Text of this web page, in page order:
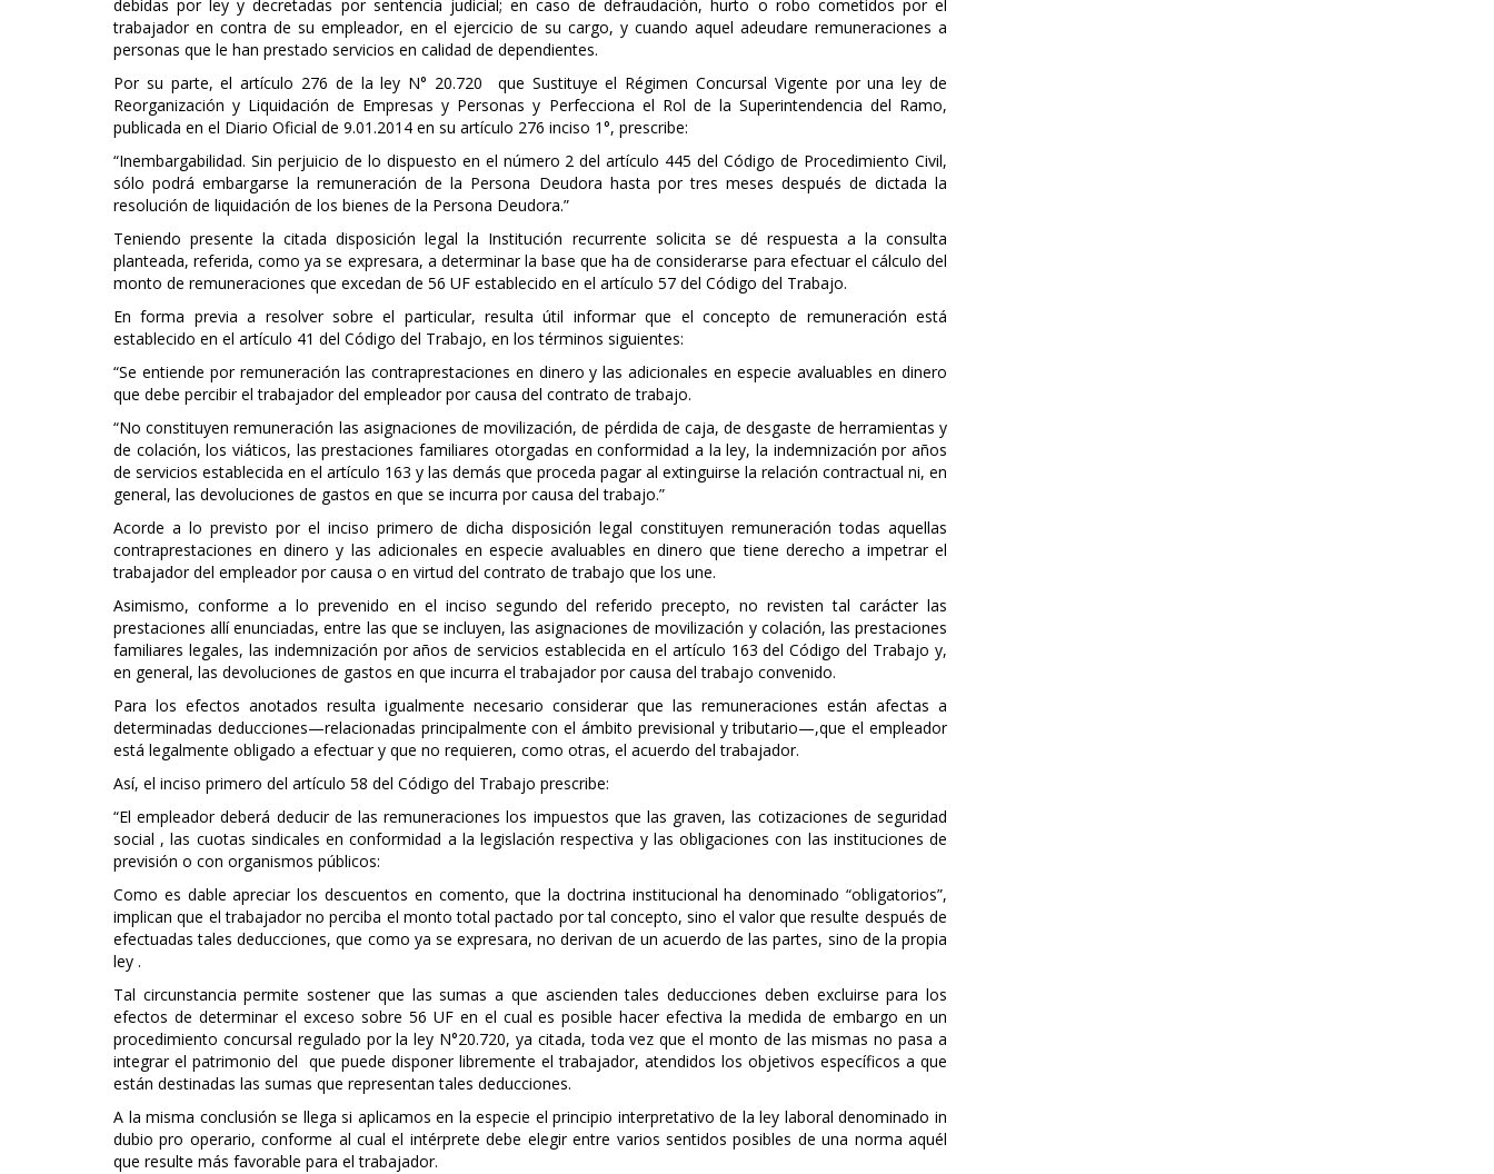
debidas por ley y decretadas por sentencia judicial; en caso de defraudación, hurto o robo cometidos por el
trabajador en contra de su empleador, en el ejercicio de su cargo, y cuando aquel adeudare remuneraciones a
personas que le han prestado servicios en calidad de dependientes.
Por su parte, el artículo 276 de la ley N° 20.720 que Sustituye el Régimen Concursal Vigente por una ley de
Reorganización y Liquidación de Empresas y Personas y Perfecciona el Rol de la Superintendencia del Ramo,
publicada en el Diario Oficial de 9.01.2014 en su artículo 276 inciso 1°, prescribe:
“Inembargabilidad. Sin perjuicio de lo dispuesto en el número 2 del artículo 445 del Código de Procedimiento Civil,
sólo podrá embargarse la remuneración de la Persona Deudora hasta por tres meses después de dictada la
resolución de liquidación de los bienes de la Persona Deudora.”
Teniendo presente la citada disposición legal la Institución recurrente solicita se dé respuesta a la consulta
planteada, referida, como ya se expresara, a determinar la base que ha de considerarse para efectuar el cálculo del
monto de remuneraciones que excedan de 56 UF establecido en el artículo 57 del Código del Trabajo.
En forma previa a resolver sobre el particular, resulta útil informar que el concepto de remuneración está
establecido en el artículo 41 del Código del Trabajo, en los términos siguientes:
“Se entiende por remuneración las contraprestaciones en dinero y las adicionales en especie avaluables en dinero
que debe percibir el trabajador del empleador por causa del contrato de trabajo.
“No constituyen remuneración las asignaciones de movilización, de pérdida de caja, de desgaste de herramientas y
de colación, los viáticos, las prestaciones familiares otorgadas en conformidad a la ley, la indemnización por años
de servicios establecida en el artículo 163 y las demás que proceda pagar al extinguirse la relación contractual ni, en
general, las devoluciones de gastos en que se incurra por causa del trabajo.”
Acorde a lo previsto por el inciso primero de dicha disposición legal constituyen remuneración todas aquellas
contraprestaciones en dinero y las adicionales en especie avaluables en dinero que tiene derecho a impetrar el
trabajador del empleador por causa o en virtud del contrato de trabajo que los une.
Asimismo, conforme a lo prevenido en el inciso segundo del referido precepto, no revisten tal carácter las
prestaciones allí enunciadas, entre las que se incluyen, las asignaciones de movilización y colación, las prestaciones
familiares legales, las indemnización por años de servicios establecida en el artículo 163 del Código del Trabajo y,
en general, las devoluciones de gastos en que incurra el trabajador por causa del trabajo convenido.
Para los efectos anotados resulta igualmente necesario considerar que las remuneraciones están afectas a
determinadas deducciones—relacionadas principalmente con el ámbito previsional y tributario—,que el empleador
está legalmente obligado a efectuar y que no requieren, como otras, el acuerdo del trabajador.
Así, el inciso primero del artículo 58 del Código del Trabajo prescribe:
“El empleador deberá deducir de las remuneraciones los impuestos que las graven, las cotizaciones de seguridad
social , las cuotas sindicales en conformidad a la legislación respectiva y las obligaciones con las instituciones de
previsión o con organismos públicos:
Como es dable apreciar los descuentos en comento, que la doctrina institucional ha denominado “obligatorios”,
implican que el trabajador no perciba el monto total pactado por tal concepto, sino el valor que resulte después de
efectuadas tales deducciones, que como ya se expresara, no derivan de un acuerdo de las partes, sino de la propia
ley .
Tal circunstancia permite sostener que las sumas a que ascienden tales deducciones deben excluirse para los
efectos de determinar el exceso sobre 56 UF en el cual es posible hacer efectiva la medida de embargo en un
procedimiento concursal regulado por la ley N°20.720, ya citada, toda vez que el monto de las mismas no pasa a
integrar el patrimonio del que puede disponer libremente el trabajador, atendidos los objetivos específicos a que
están destinadas las sumas que representan tales deducciones.
A la misma conclusión se llega si aplicamos en la especie el principio interpretativo de la ley laboral denominado in
dubio pro operario, conforme al cual el intérprete debe elegir entre varios sentidos posibles de una norma aquél
que resulte más favorable para el trabajador.